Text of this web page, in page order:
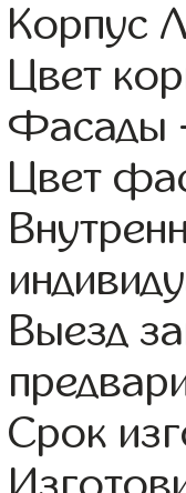
Корпус
Цвет
Цвет
Выезд
Срок